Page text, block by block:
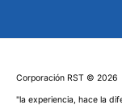
Corporación RST © 2026
"la experiencia, hace la